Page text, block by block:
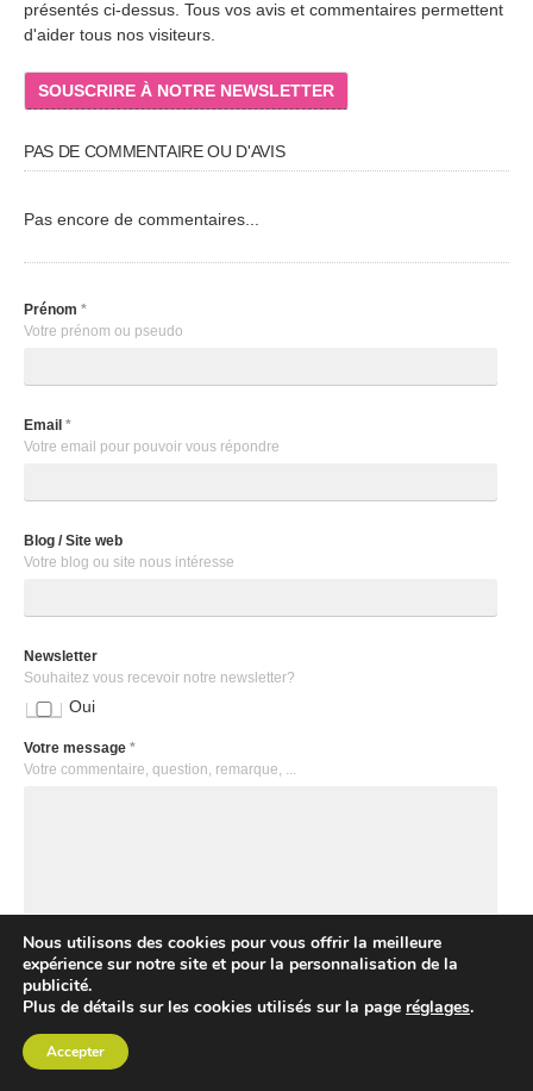
présentés ci-dessus. Tous vos avis et commentaires permettent
d'aider tous nos visiteurs.
SOUSCRIRE À NOTRE NEWSLETTER
PAS DE COMMENTAIRE OU D'AVIS
Pas encore de commentaires...
Prénom *
Votre prénom ou pseudo
Email *
Votre email pour pouvoir vous répondre
Blog / Site web
Votre blog ou site nous intéresse
Newsletter
Souhaitez vous recevoir notre newsletter?
Oui
Votre message *
Votre commentaire, question, remarque, ...
Nous utilisons des cookies pour vous offrir la meilleure
expérience sur notre site et pour la personnalisation de la
publicité.
Plus de détails sur les cookies utilisés sur la page réglages.
Accepter